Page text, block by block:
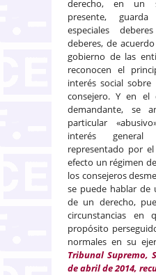
derecho, en un
presente,
especiales
deberes, de
gobierno de las
reconocen el
interés social
consejero. Y en el
demandante, se
particular
interés
representado por
efecto un régimen
los consejeros
se puede hablar de
de un derecho,
circunstancias
propósito
normales en su
Tribunal Supremo,
de abril de 2014,